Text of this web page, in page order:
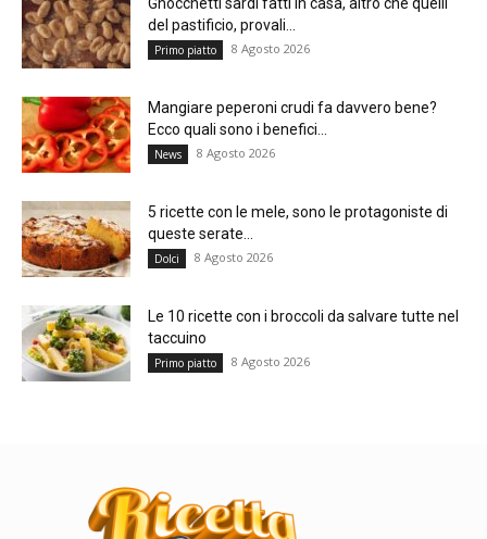
Gnocchetti sardi fatti in casa, altro che quelli
del pastificio, provali...
Primo piatto 8 Agosto 2026
Mangiare peperoni crudi fa davvero bene?
Ecco quali sono i benefici...
News 8 Agosto 2026
5 ricette con le mele, sono le protagoniste di
queste serate...
Dolci 8 Agosto 2026
Le 10 ricette con i broccoli da salvare tutte nel
taccuino
Primo piatto 8 Agosto 2026